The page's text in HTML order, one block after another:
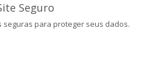
Seguro
seguras para proteger seus dados.